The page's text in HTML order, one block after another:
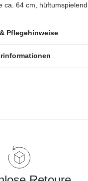
ca. 64 cm, hüftumspielend.
Pflegehinweise